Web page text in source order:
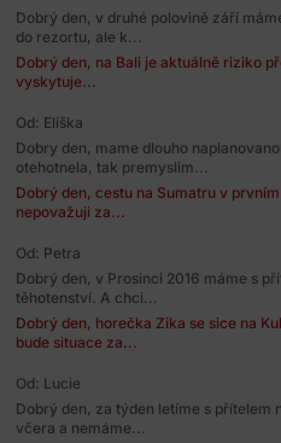
Dobrý den, v druhé polovině září
do rezortu, ale k...
Dobrý den, na Bali je aktuálně riziko
vyskytuje...
Od: Eliška
Dobry den, mame dlouho
otehotnela, tak premyslim...
Dobrý den, cestu na Sumatru v
nepovažuji za...
Od: Petra
Dobrý den, v Prosinci 2016 máme s
těhotenství. A chci...
Dobrý den, horečka Zika se sice na
bude situace za...
Od: Lucie
Dobrý den, za týden letíme s přítelem
včera a nemáme...